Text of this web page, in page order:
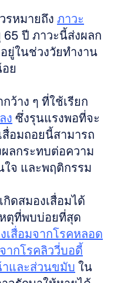
รหมายถึง ภาวะ
ปี ภาวะนี้ส่งผลก
ยู่ในช่วงวัยทำงาน
ย
ง ซึ่งรุนแรงพอที่จะ
อมถอยนี้สามารถ
ลกระทบต่อความ
จ และพฤติกรรม
ดสมองเสื่อมได้
หตุที่พบบ่อยที่สุด
เสื่อมจากโรคหลอด
ากโรคลิววี่บอดี้
และส่วนขมับ ใน